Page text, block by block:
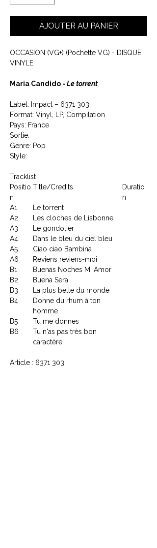
AJOUTER AU PANIER
OCCASION (VG+) (Pochette VG) - DISQUE
VINYLE
Maria Candido - Le torrent
Label: Impact – 6371 303
Format: Vinyl, LP, Compilation
Pays: France
Sortie:
Genre: Pop
Style:
Tracklist
Positio
n
Title/Credits
Duratio
n
A1
Le torrent
A2
Les cloches de Lisbonne
A3
Le gondolier
A4
Dans le bleu du ciel bleu
A5
Ciao ciao Bambina
A6
Reviens reviens-moi
B1
Buenas Noches Mi Amor
B2
Buena Sera
B3
La plus belle du monde
B4
Donne du rhum à ton
homme
B5
Tu me donnes
B6
Tu n'as pas très bon
caractère
Article : 6371 303